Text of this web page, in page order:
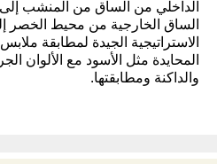
الداخلي من الساق من المنشب
الساق الخارجية من محيط الخصر
الاستراتيجية الجيدة لمطابقة
المحايدة مثل الأسود مع الألوان
والداكنة ومطابقتها.